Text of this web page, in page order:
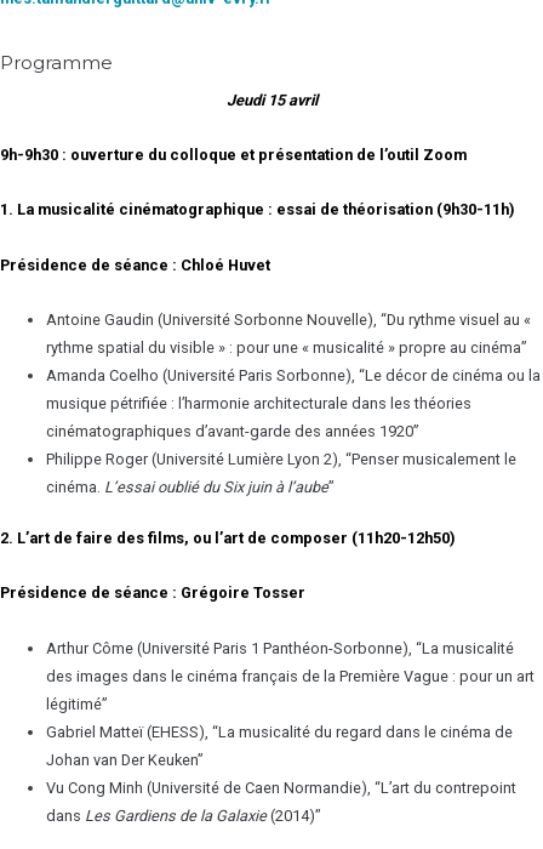
Programme
Jeudi 15 avril
9h-9h30 : ouverture du colloque et présentation de l’outil Zoom
1. La musicalité cinématographique : essai de théorisation (9h30-11h)
Présidence de séance : Chloé Huvet
Antoine Gaudin (Université Sorbonne Nouvelle), “Du rythme visuel au «
rythme spatial du visible » : pour une « musicalité » propre au cinéma”
Amanda Coelho (Université Paris Sorbonne), “Le décor de cinéma ou la
musique pétrifiée : l’harmonie architecturale dans les théories
cinématographiques d’avant-garde des années 1920”
Philippe Roger (Université Lumière Lyon 2), “Penser musicalement le
cinéma. L’essai oublié du Six juin à l’aube”
2. L’art de faire des films, ou l’art de composer (11h20-12h50)
Présidence de séance : Grégoire Tosser
Arthur Côme (Université Paris 1 Panthéon-Sorbonne), “La musicalité
des images dans le cinéma français de la Première Vague : pour un art
légitimé”
Gabriel Matteï (EHESS), “La musicalité du regard dans le cinéma de
Johan van Der Keuken”
Vu Cong Minh (Université de Caen Normandie), “L’art du contrepoint
dans Les Gardiens de la Galaxie(2014)”